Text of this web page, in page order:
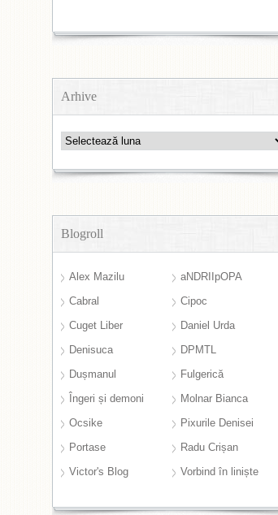
Arhive
Arhive
Blogroll
Alex Mazilu
aNDRIIpOPA
Cabral
Cipoc
Cuget Liber
Daniel Urda
Denisuca
DPMTL
Dușmanul
Fulgerică
Îngeri și demoni
Molnar Bianca
Ocsike
Pixurile Denisei
Portase
Radu Crișan
Victor's Blog
Vorbind în liniște